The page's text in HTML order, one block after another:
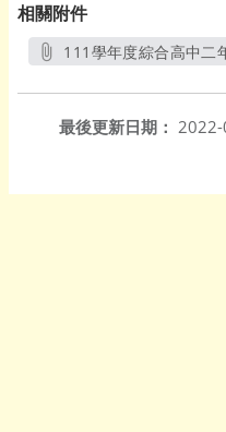
相關附件
111學年度綜合高中二
最後更新日期： 2022-